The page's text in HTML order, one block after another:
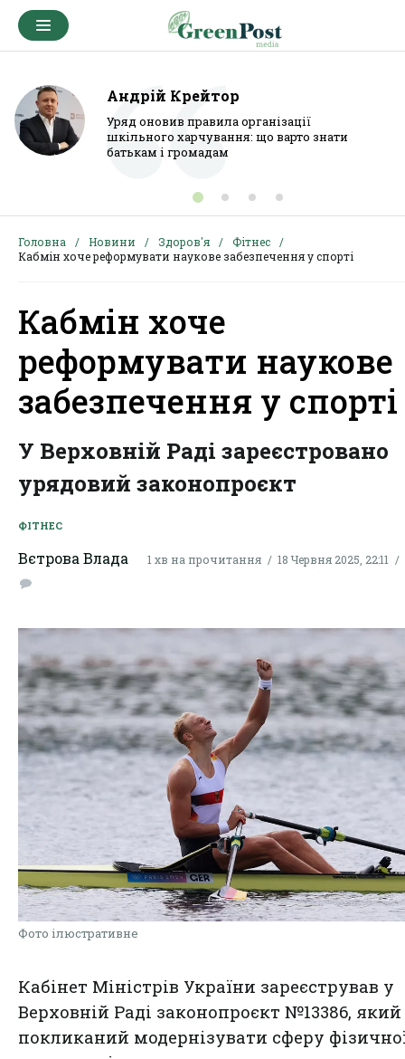
Андрій Крейтор
Уряд оновив правила організації
шкільного харчування: що варто знати
батькам і громадам
Головна Новини Здоров'я
Фітнес
Кабмін хоче реформувати наукове забезпечення у спорті
Кабмін хоче
реформувати наукове
забезпечення у спорті
У Верховній Раді зареєстровано
урядовий законопроєкт
ФІТНЕС
Вєтрова Влада 1 хв на прочитання 18 Червня 2025, 22:11
Фото ілюстративне
Кабінет Міністрів України зареєстрував у
Верховній Раді законопроєкт №13386, який
покликаний модернізувати сферу